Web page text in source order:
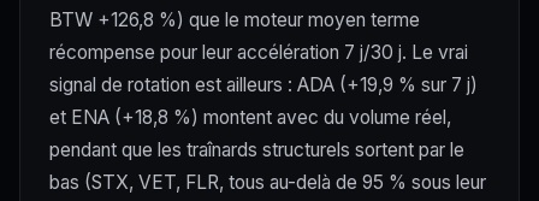
BTW +126,8 %) que le moteur moyen terme
récompense pour leur accélération 7 j/30 j. Le vrai
signal de rotation est ailleurs : ADA (+19,9 % sur 7 j)
et ENA (+18,8 %) montent avec du volume réel,
pendant que les traînards structurels sortent par le
bas (STX, VET, FLR, tous au-delà de 95 % sous leur